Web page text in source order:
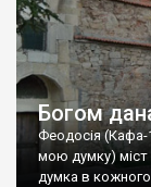
Богом
Феодосія (Кафа-
мою думку) міст
думка в